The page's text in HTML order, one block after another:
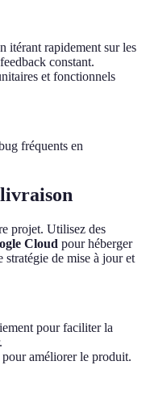
itérant rapidement sur les
constant.
et fonctionnels
fréquents en
projet. Utilisez des
Cloud pour héberger
de mise à jour et
pour faciliter la
améliorer le produit.